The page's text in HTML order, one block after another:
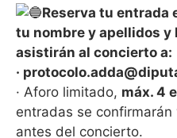
Reserva tu entrada
tu nombre y apellidos y
asistirán al concierto a:
·
· Aforo limitado, máx. 4
entradas se
antes del concierto.